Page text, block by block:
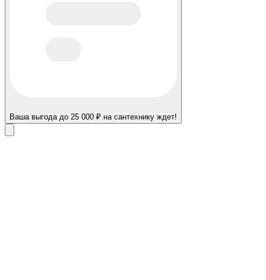
Ваша выгода до 25 000 ₽ на сантехнику ждет!